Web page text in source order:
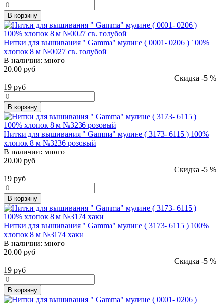
В корзину
Нитки для вышивания " Gamma" мулине ( 0001- 0206 ) 100%
хлопок 8 м №0027 св. голубой
В наличии: много
20.00 руб
Скидка -5 %
19 руб
В корзину
Нитки для вышивания " Gamma" мулине ( 3173- 6115 ) 100%
хлопок 8 м №3236 розовый
В наличии: много
20.00 руб
Скидка -5 %
19 руб
В корзину
Нитки для вышивания " Gamma" мулине ( 3173- 6115 ) 100%
хлопок 8 м №3174 хаки
В наличии: много
20.00 руб
Скидка -5 %
19 руб
В корзину